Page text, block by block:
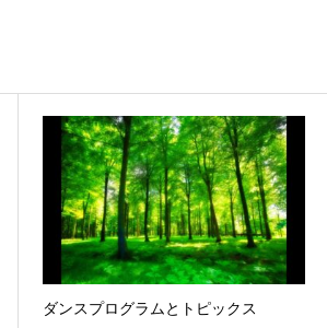
ダンスプログラムとトピックス